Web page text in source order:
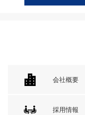
会社概要
採用情報